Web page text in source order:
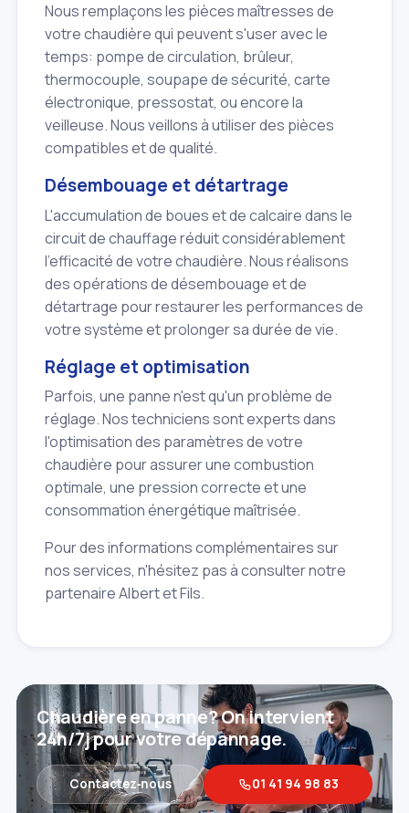
Nous remplaçons les pièces maîtresses de
votre chaudière qui peuvent s'user avec le
temps: pompe de circulation, brûleur,
thermocouple, soupape de sécurité, carte
électronique, pressostat, ou encore la
veilleuse. Nous veillons à utiliser des pièces
compatibles et de qualité.
Désembouage et détartrage
L'accumulation de boues et de calcaire dans le
circuit de chauffage réduit considérablement
l'efficacité de votre chaudière. Nous réalisons
des opérations de désembouage et de
détartrage pour restaurer les performances de
votre système et prolonger sa durée de vie.
Réglage et optimisation
Parfois, une panne n'est qu'un problème de
réglage. Nos techniciens sont experts dans
l'optimisation des paramètres de votre
chaudière pour assurer une combustion
optimale, une pression correcte et une
consommation énergétique maîtrisée.
Pour des informations complémentaires sur
nos services, n'hésitez pas à consulter notre
partenaire Albert et Fils.
Chaudière en panne? On intervient
24h/7j pour votre dépannage.
Contactez‑nous 01 41 94 98 83